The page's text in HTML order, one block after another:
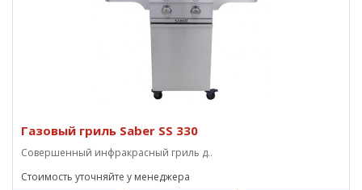
Газовый гриль Saber SS 330
Совершенный инфракрасный гриль д..
Стоимость уточняйте у менеджера